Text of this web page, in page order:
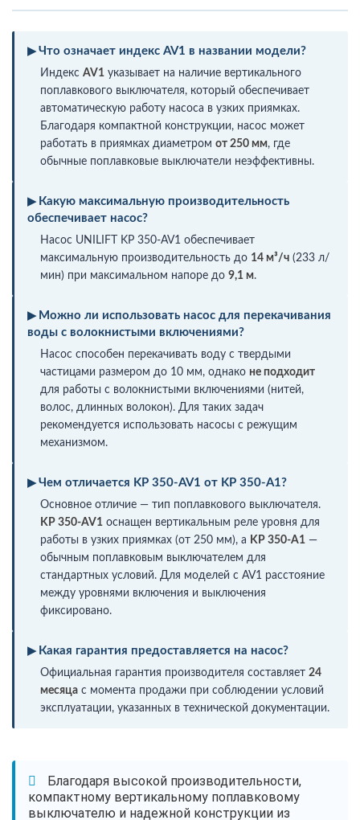
Что означает индекс AV1 в названии модели?
Индекс AV1 указывает на наличие вертикального
поплавкового выключателя, который обеспечивает
автоматическую работу насоса в узких приямках.
Благодаря компактной конструкции, насос может
работать в приямках диаметром от 250 мм, где
обычные поплавковые выключатели неэффективны.
Какую максимальную производительность
обеспечивает насос?
Насос UNILIFT KP 350-AV1 обеспечивает
максимальную производительность до 14 м³/ч (233 л/
мин) при максимальном напоре до 9,1 м.
Можно ли использовать насос для перекачивания
воды с волокнистыми включениями?
Насос способен перекачивать воду с твердыми
частицами размером до 10 мм, однако не подходит
для работы с волокнистыми включениями (нитей,
волос, длинных волокон). Для таких задач
рекомендуется использовать насосы с режущим
механизмом.
Чем отличается KP 350-AV1 от KP 350-A1?
Основное отличие — тип поплавкового выключателя.
KP 350-AV1 оснащен вертикальным реле уровня для
работы в узких приямках (от 250 мм), а KP 350-A1 —
обычным поплавковым выключателем для
стандартных условий. Для моделей с AV1 расстояние
между уровнями включения и выключения
фиксировано.
Какая гарантия предоставляется на насос?
Официальная гарантия производителя составляет 24
месяца с момента продажи при соблюдении условий
эксплуатации, указанных в технической документации.
Благодаря высокой производительности,
компактному вертикальному поплавковому
выключателю и надежной конструкции из